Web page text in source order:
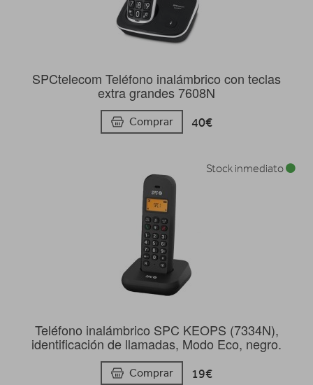
SPCtelecom Teléfono inalámbrico con teclas
extra grandes 7608N
Comprar 40€
Teléfono inalámbrico SPC KEOPS (7334N),
identificación de llamadas, Modo Eco, negro.
Comprar 19€
Stock inmediato